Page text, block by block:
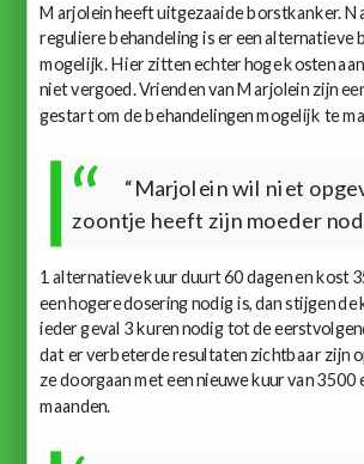
Marjolein heeft uitgezaaide borstkanker.
reguliere behandeling is er een alternatieve
mogelijk. Hier zitten echter hoge kosten
niet vergoed. Vrienden van Marjolein zijn
gestart om de behandelingen mogelijk te
“Marjolein wil niet
zoontje heeft zijn moeder
1 alternatieve kuur duurt 60 dagen en kost
een hogere dosering nodig is, dan stijgen de
ieder geval 3 kuren nodig tot de
dat er verbeterde resultaten zichtbaar zijn
ze doorgaan met een nieuwe kuur van 3500
maanden.